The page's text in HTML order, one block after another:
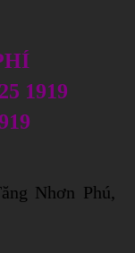
1919
Nhơn Phú,